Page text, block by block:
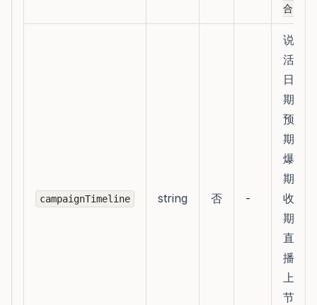
合
campaignTimeline string 否 -
说明
活动
日
期、
预热
期、
爆发
期、
收尾
期、
直
播/
上新
节点